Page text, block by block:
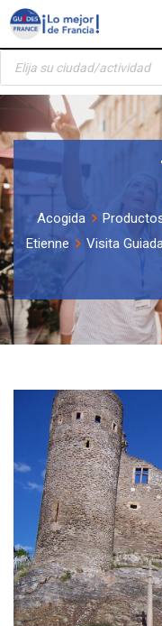
Panel de gestión de
Skip
content
Búsqueda
productos
Acogida
Etienne
Visita